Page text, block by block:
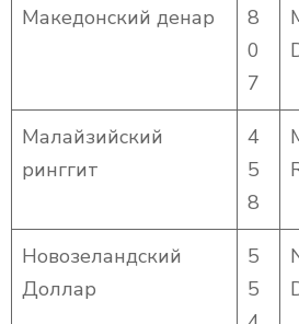
Македонский денар
8
0
7
Малайзийский
ринггит
4
5
8
Новозеландский
Доллар
5
5